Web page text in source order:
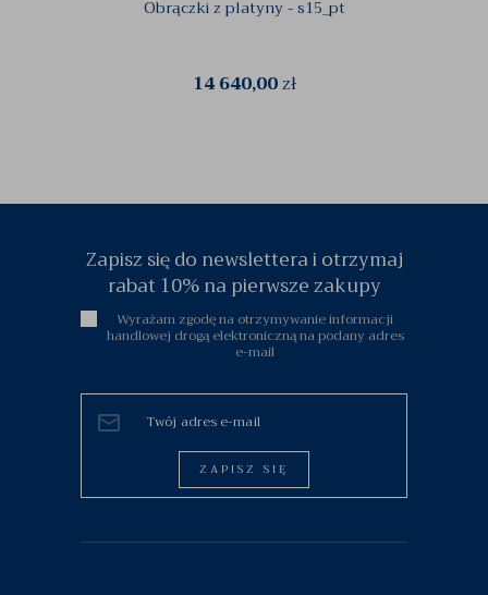
Obrączki z platyny - s15_pt
14 640,00zł
Zapisz się do newslettera i otrzymaj
rabat 10% na pierwsze zakupy
Wyrażam zgodę na otrzymywanie informacji
handlowej drogą elektroniczną na podany adres
e-mail
ZAPISZ SIĘ